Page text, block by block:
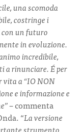
una scomoda
costringe i
un futuro
in evoluzione.
incredibile,
a rinunciare. É per
vita a “IO NON
e informazione e
– commenta
“La versione